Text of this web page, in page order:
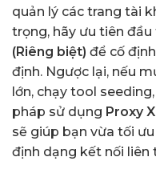
quản lý các trang tài
trọng, hãy ưu tiên đầu
(Riêng biệt) để cố
định. Ngược lại, nếu
lớn, chạy tool
pháp sử dụng Proxy
sẽ giúp bạn vừa tối
định dạng kết nối liên